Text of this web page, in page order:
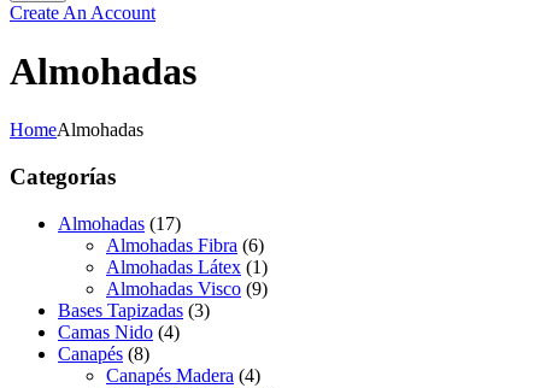
Create An Account
Almohadas
HomeAlmohadas
Categorías
Almohadas (17)
Almohadas Fibra (6)
Almohadas Látex (1)
Almohadas Visco (9)
Bases Tapizadas (3)
Camas Nido (4)
Canapés (8)
Canapés Madera (4)